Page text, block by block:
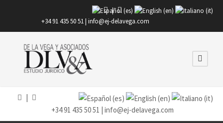
|
+34 91 435 50 51 | info@ej-delavega.com
+34 91 435 50 51 | info@ej-delavega.com